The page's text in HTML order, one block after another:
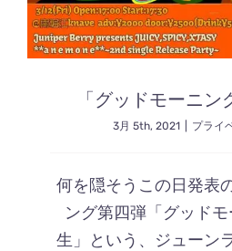
「グッドモーニン
3月 5th, 2021 プライ
何を隠そうこの日発表
ング第四弾「グッド
生」という、ジューン